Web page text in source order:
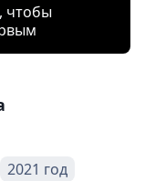
чтобы
2021 год